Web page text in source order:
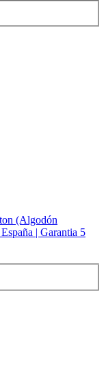
(Algodón
| Garantia 5